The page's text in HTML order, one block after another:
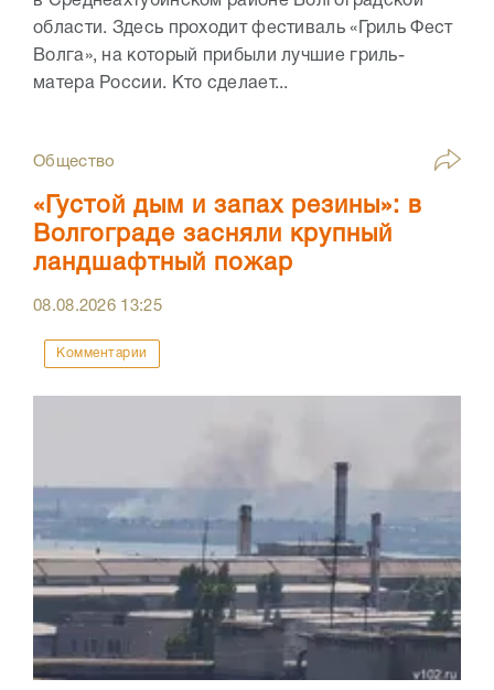
области. Здесь проходит фестиваль «Гриль Фест
Волга», на который прибыли лучшие гриль-
матера России. Кто сделает...
Общество
«Густой дым и запах резины»: в
Волгограде засняли крупный
ландшафтный пожар
08.08.2026 13:25
Комментарии